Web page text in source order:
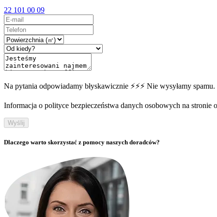
22 101 00 09
Na pytania odpowiadamy błyskawicznie ⚡⚡⚡ Nie wysyłamy spamu.
Informacja o polityce bezpieczeństwa danych osobowych na stronie
Wyślij
Dlaczego warto skorzystać z pomocy naszych doradców?